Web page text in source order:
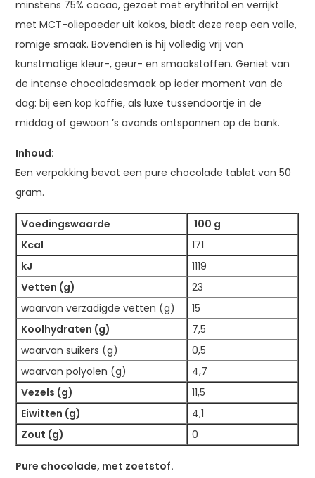
minstens 75% cacao, gezoet met erythritol en verrijkt
met MCT-oliepoeder uit kokos, biedt deze reep een volle,
romige smaak. Bovendien is hij volledig vrij van
kunstmatige kleur-, geur- en smaakstoffen. Geniet van
de intense chocoladesmaak op ieder moment van de
dag: bij een kop koffie, als luxe tussendoortje in de
middag of gewoon ’s avonds ontspannen op de bank.
Inhoud:
Een verpakking bevat een pure chocolade tablet van 50
gram.
Voedingswaarde
100 g
Kcal
171
kJ
1119
Vetten (g)
23
waarvan verzadigde vetten (g)
15
Koolhydraten (g)
7,5
waarvan suikers (g)
0,5
waarvan polyolen (g)
4,7
Vezels (g)
11,5
Eiwitten (g)
4,1
Zout (g)
0
Pure chocolade, met zoetstof.